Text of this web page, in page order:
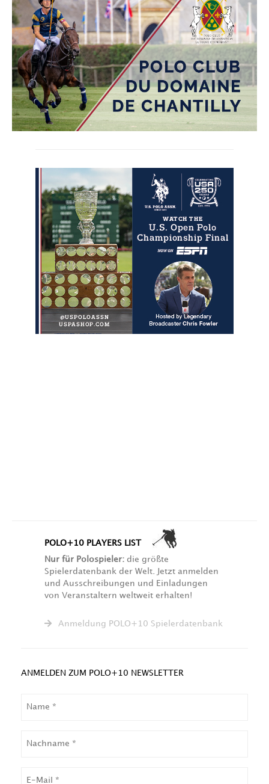
POLO+10 PLAYERS LIST
Nur für Polospieler: die größte
Spielerdatenbank der Welt. Jetzt anmelden
und Ausschreibungen und Einladungen
von Veranstaltern weltweit erhalten!
Anmeldung POLO+10 Spielerdatenbank
ANMELDEN ZUM POLO+10 NEWSLETTER